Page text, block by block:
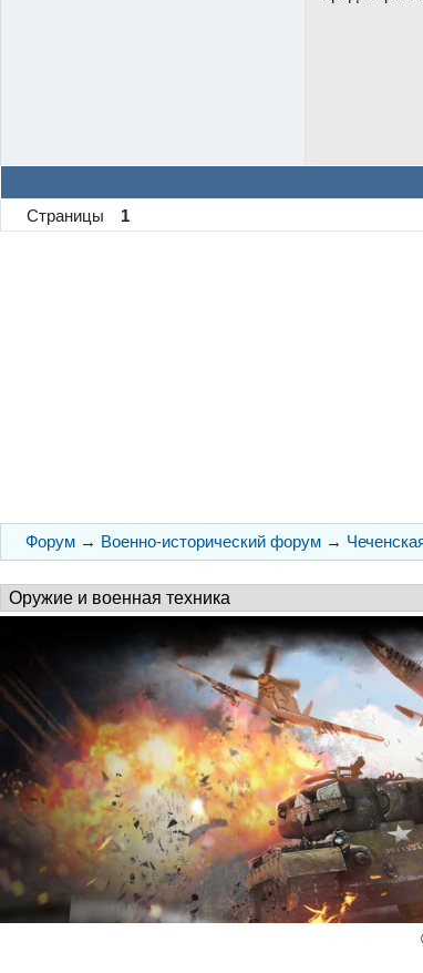
Страницы
1
Форум → Военно-исторический форум →